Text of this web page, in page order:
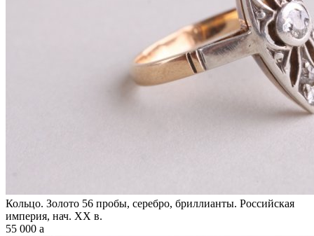
Кольцо. Золото 56 пробы, серебро, бриллианты. Российская
империя, нач. XX в.
55 000 a